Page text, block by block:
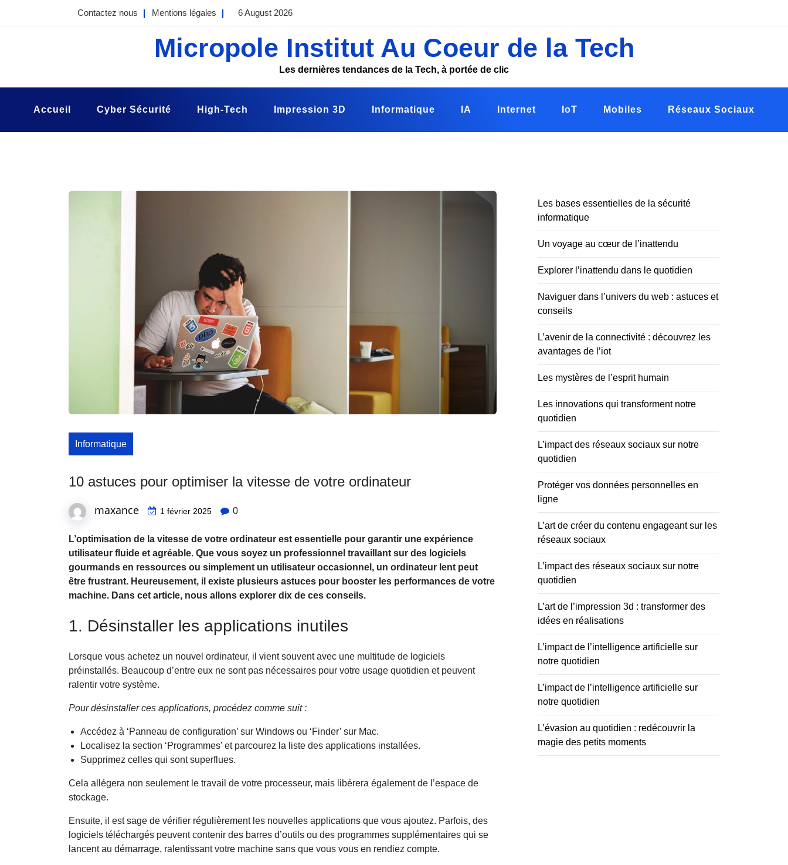
Contactez nous Mentions légales 6 August 2026
Micropole Institut Au Coeur de la Tech
Les dernières tendances de la Tech, à portée de clic
Accueil Cyber Sécurité High-Tech Impression 3D Informatique IA Internet IoT Mobiles Réseaux Sociaux
Informatique
10 astuces pour optimiser la vitesse de votre ordinateur
maxance 1 février 2025 0
L’optimisation de la vitesse de votre ordinateur est essentielle pour garantir une expérience
utilisateur fluide et agréable. Que vous soyez un professionnel travaillant sur des logiciels
gourmands en ressources ou simplement un utilisateur occasionnel, un ordinateur lent peut
être frustrant. Heureusement, il existe plusieurs astuces pour booster les performances de votre
machine. Dans cet article, nous allons explorer dix de ces conseils.
1. Désinstaller les applications inutiles
Lorsque vous achetez un nouvel ordinateur, il vient souvent avec une multitude de logiciels
préinstallés. Beaucoup d’entre eux ne sont pas nécessaires pour votre usage quotidien et peuvent
ralentir votre système.
Pour désinstaller ces applications, procédez comme suit :
Accédez à ‘Panneau de configuration’ sur Windows ou ‘Finder’ sur Mac.
Localisez la section ‘Programmes’ et parcourez la liste des applications installées.
Supprimez celles qui sont superflues.
Cela allégera non seulement le travail de votre processeur, mais libérera également de l’espace de
stockage.
Ensuite, il est sage de vérifier régulièrement les nouvelles applications que vous ajoutez. Parfois, des
logiciels téléchargés peuvent contenir des barres d’outils ou des programmes supplémentaires qui se
lancent au démarrage, ralentissant votre machine sans que vous vous en rendiez compte.
Les bases essentielles de la sécurité
informatique
Un voyage au cœur de l’inattendu
Explorer l’inattendu dans le quotidien
Naviguer dans l’univers du web : astuces et
conseils
L’avenir de la connectivité : découvrez les
avantages de l’iot
Les mystères de l’esprit humain
Les innovations qui transforment notre
quotidien
L’impact des réseaux sociaux sur notre
quotidien
Protéger vos données personnelles en
ligne
L’art de créer du contenu engageant sur les
réseaux sociaux
L’impact des réseaux sociaux sur notre
quotidien
L’art de l’impression 3d : transformer des
idées en réalisations
L’impact de l’intelligence artificielle sur
notre quotidien
L’impact de l’intelligence artificielle sur
notre quotidien
L’évasion au quotidien : redécouvrir la
magie des petits moments